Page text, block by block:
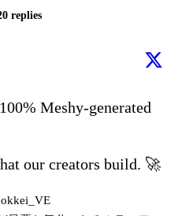
replies
Meshy-generated
our creators build. 🚀